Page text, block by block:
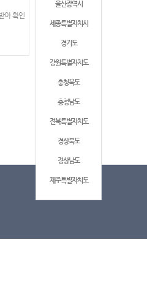
울산광역시
세종특별자치시
경기도
강원특별자치도
충청북도
충청남도
전북특별자치도
경상북도
경상남도
제주특별자치도
아 확인